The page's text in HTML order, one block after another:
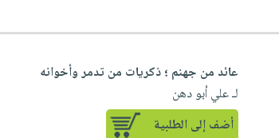
عائد من جهنم ؛ ذكريات من تدمر وأخوانه
لـ علي أبو دهن
أضف إلى الطلبية